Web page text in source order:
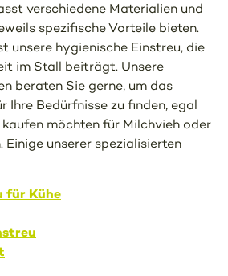
verschiedene Materialien und
spezifische Vorteile bieten.
unsere hygienische Einstreu, die
im Stall beiträgt. Unsere
beraten Sie gerne, um das
Ihre Bedürfnisse zu finden, egal
möchten für Milchvieh oder
Einige unserer spezialisierten
für Kühe